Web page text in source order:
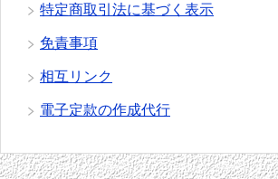
特定商取引法に基づく表示
免責事項
相互リンク
電子定款の作成代行